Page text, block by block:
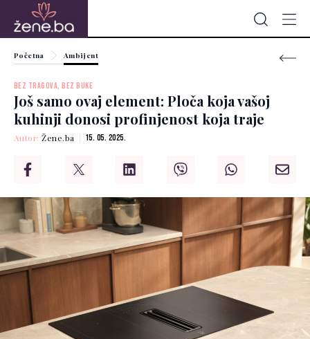
Početna Ambijent
BEZ TRAGOVA, BEZ BUKE
Još samo ovaj element: Ploča koja vašoj
kuhinji donosi profinjenost koja traje
Autor:Žene.ba 15. 05. 2025.